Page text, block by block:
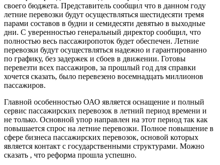
своего бюджета. Представитель сообщил что в данном году
летние перевозки будут осуществляться шестидесяти тремя
парами составов в будни и семидесяти девятью в выходные
дни. С уверенностью генеральный директор сообщил, что
полностью весь пассажиропоток будет обеспечен. Летние
перевозки будут осуществляться надежно и гарантированно
по графику, без задержек и сбоев в движении. Готовы
перевезти всех пассажиров, за прошлый год для справки
хочется сказать, было перевезено восемнадцать миллионов
пассажиров.
Главной особенностью ОАО является оснащение и полный
сервис пассажирских перевозок в летний период времени и
не только. Основной упор направлен на этот период так как
повышается спрос на летние перевозки. Полное повышение в
сфере бизнеса пассажирских перевозок, основой которых
является контакт с государственными структурами. Можно
сказать , что реформа прошла успешно.